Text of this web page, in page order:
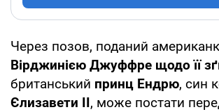
Через позов, поданий
Вірджинією Джуффре щодо її
британський принц Ендрю, син
Єлизавети II, може постати